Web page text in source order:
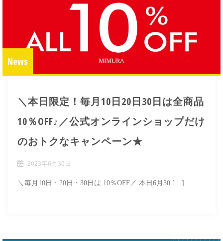
News
＼本日限定！毎月10日20日30日は全商品
10％OFF♪／公式オンラインショップだけ
のおトクなキャンペーン★
2023年6月30日
＼毎月10日・20日・30日は 10％OFF／ 本日6月30 […]